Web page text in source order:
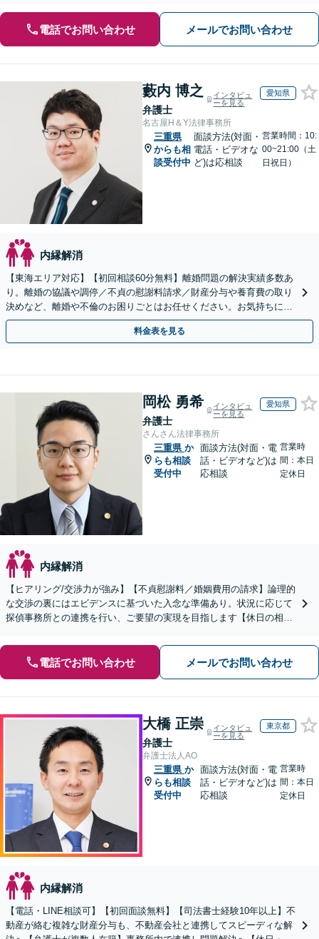
電話でお問い合わせ メールでお問い合わせ
藪内 博之
弁護士
インタビュ
ーを見る
愛知県
名古屋H＆Y法律事務所
三重県
からも相
談受付中
面談方法(対面・
電話・ビデオな
ど)は応相談
営業時間：10:
00~21:00（土
日祝日）
内縁解消
【東海エリア対応】【初回相談60分無料】離婚問題の解決実績多数あ
り。離婚の協議や調停／不貞の慰謝料請求／財産分与や養育費の取り
決めなど、離婚や不倫のお困りごとはお任せください。お気持ちに寄
り添い、ご意向に沿う解決を目指します【Web相談可】
料金表を見る
岡松 勇希
弁護士
インタビュ
ーを見る
愛知県
さんさん法律事務所
三重県 か
らも相談
受付中
面談方法(対面・電
話・ビデオなど)は
応相談
営業時
間：本日
定休日
内縁解消
【ヒアリング/交渉力が強み】【不貞慰謝料／婚姻費用の請求】論理的
な交渉の裏にはエビデンスに基づいた入念な準備あり。状況に応じて
探偵事務所との連携を行い、ご要望の実現を目指します【休日の相談
電話でお問い合わせ メールでお問い合わせ
大橋 正崇
弁護士
インタビュ
ーを見る
東京都
弁護士法人AO
三重県 か
らも相談
受付中
面談方法(対面・電
話・ビデオなど)は
応相談
営業時
間：本日
定休日
内縁解消
【電話・LINE相談可】【初回面談無料】【司法書士経験10年以上】不
動産が絡む複雑な財産分与も、不動産会社と連携してスピーディな解